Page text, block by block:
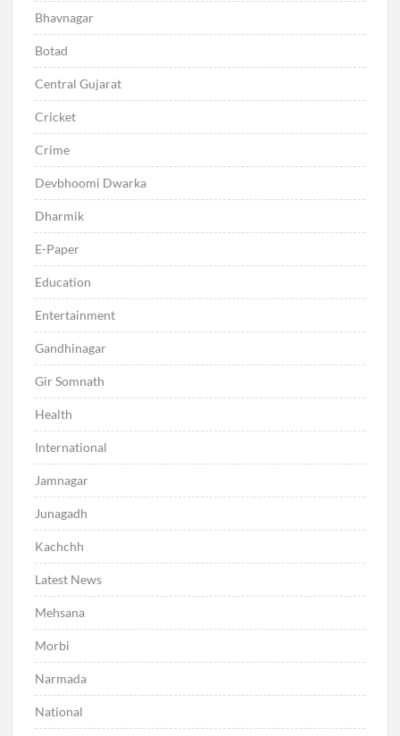
Bhavnagar
Botad
Central Gujarat
Cricket
Crime
Devbhoomi Dwarka
Dharmik
E-Paper
Education
Entertainment
Gandhinagar
Gir Somnath
Health
International
Jamnagar
Junagadh
Kachchh
Latest News
Mehsana
Morbi
Narmada
National